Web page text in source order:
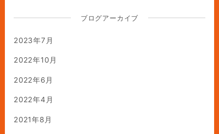
ブログアーカイブ
2023年7月
2022年10月
2022年6月
2022年4月
2021年8月